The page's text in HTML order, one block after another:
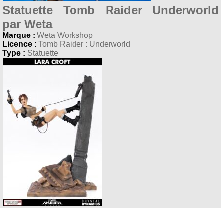
Statuette Tomb Raider Underworld
par Weta
Marque : Wētā Workshop
Licence : Tomb Raider : Underworld
Type : Statuette